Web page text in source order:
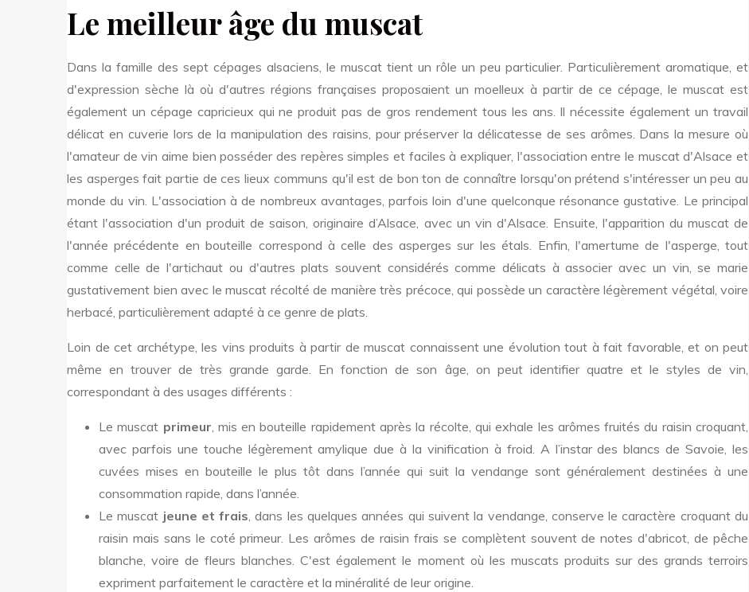
Le meilleur âge du muscat
Dans la famille des sept cépages alsaciens, le muscat tient un rôle un peu particulier. Particulièrement aromatique, et
d'expression sèche là où d'autres régions françaises proposaient un moelleux à partir de ce cépage, le muscat est
également un cépage capricieux qui ne produit pas de gros rendement tous les ans. Il nécessite également un travail
délicat en cuverie lors de la manipulation des raisins, pour préserver la délicatesse de ses arômes. Dans la mesure où
l'amateur de vin aime bien posséder des repères simples et faciles à expliquer, l'association entre le muscat d'Alsace et
les asperges fait partie de ces lieux communs qu'il est de bon ton de connaître lorsqu'on prétend s'intéresser un peu au
monde du vin. L'association à de nombreux avantages, parfois loin d'une quelconque résonance gustative. Le principal
étant l'association d'un produit de saison, originaire d’Alsace, avec un vin d'Alsace. Ensuite, l'apparition du muscat de
l'année précédente en bouteille correspond à celle des asperges sur les étals. Enfin, l'amertume de l'asperge, tout
comme celle de l'artichaut ou d'autres plats souvent considérés comme délicats à associer avec un vin, se marie
gustativement bien avec le muscat récolté de manière très précoce, qui possède un caractère légèrement végétal, voire
herbacé, particulièrement adapté à ce genre de plats.
Loin de cet archétype, les vins produits à partir de muscat connaissent une évolution tout à fait favorable, et on peut
même en trouver de très grande garde. En fonction de son âge, on peut identifier quatre et le styles de vin,
correspondant à des usages différents :
Le muscat primeur, mis en bouteille rapidement après la récolte, qui exhale les arômes fruités du raisin croquant,
avec parfois une touche légèrement amylique due à la vinification à froid. A l’instar des blancs de Savoie, les
cuvées mises en bouteille le plus tôt dans l’année qui suit la vendange sont généralement destinées à une
consommation rapide, dans l’année.
Le muscat jeune et frais, dans les quelques années qui suivent la vendange, conserve le caractère croquant du
raisin mais sans le coté primeur. Les arômes de raisin frais se complètent souvent de notes d'abricot, de pêche
blanche, voire de fleurs blanches. C'est également le moment où les muscats produits sur des grands terroirs
expriment parfaitement le caractère et la minéralité de leur origine.